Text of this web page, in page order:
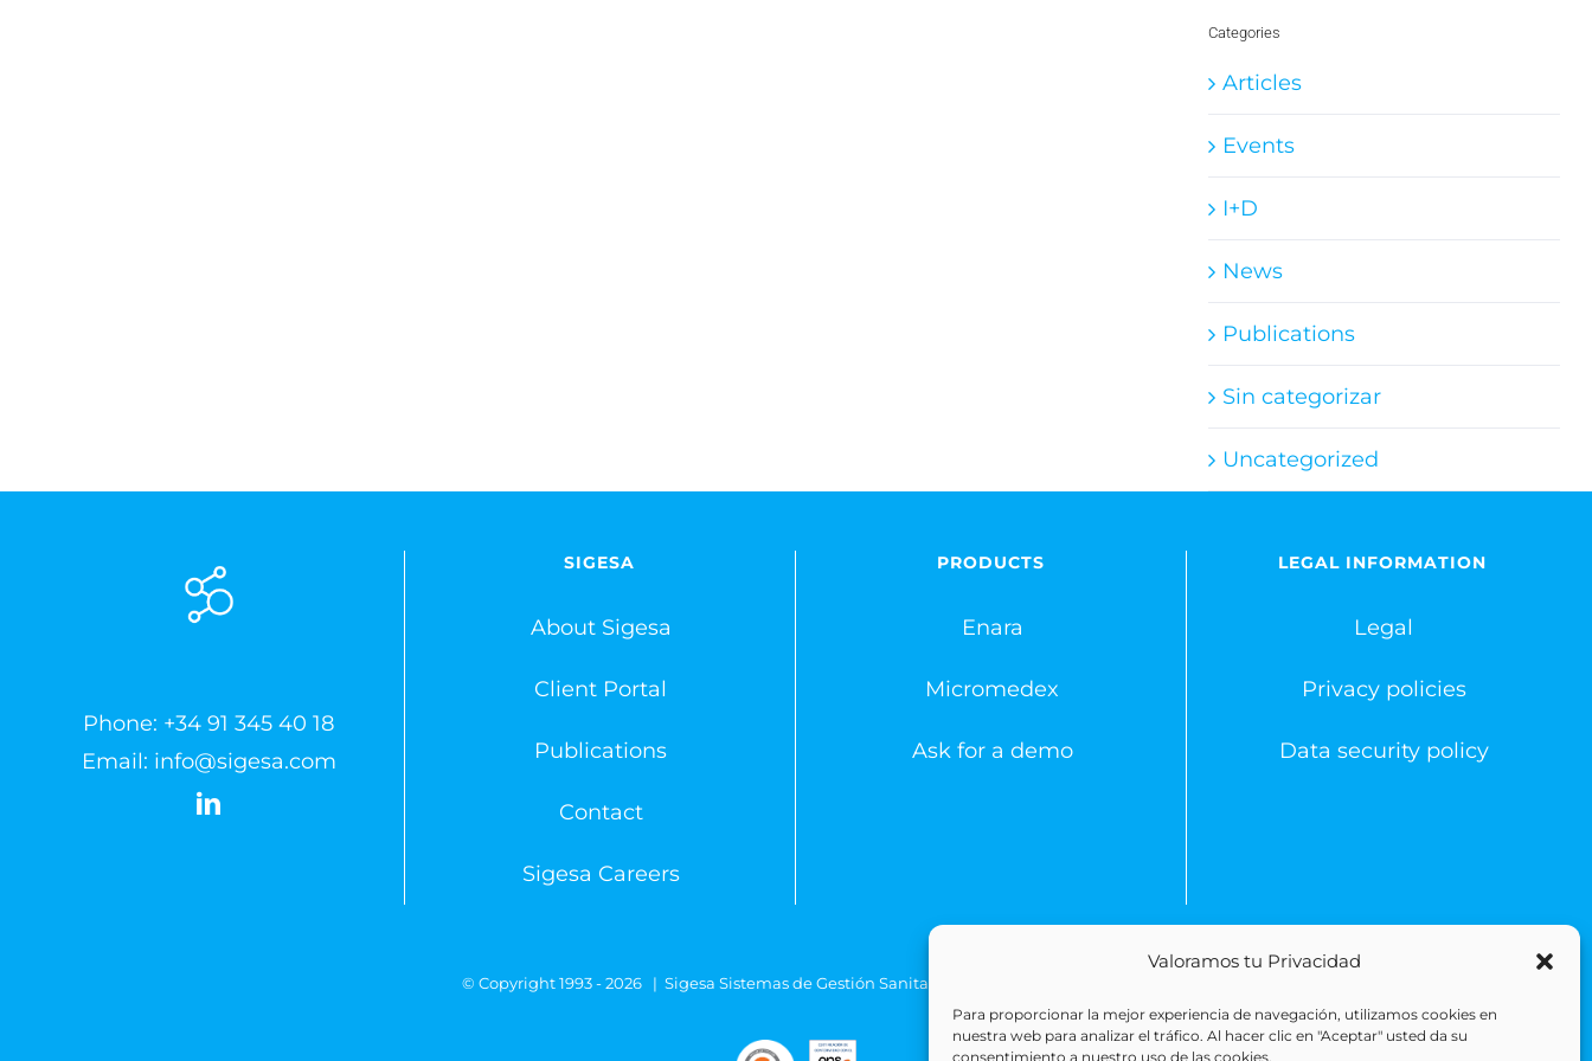
Valoramos tu Privacidad
Para proporcionar la mejor experiencia de navegación, utilizamos cookies en
nuestra web para analizar el tráfico. Al hacer clic en "Aceptar" usted da su
consentimiento a nuestro uso de las cookies.
Categories
Articles
Events
I+D
News
Publications
Sin categorizar
Uncategorized
Phone: +34 91 345 40 18
Email: info@sigesa.com
SIGESA
About Sigesa
Client Portal
Publications
Contact
Sigesa Careers
PRODUCTS
Enara
Micromedex
Ask for a demo
LEGAL INFORMATION
Legal
Privacy policies
Data security policy
© Copyright 1993 -2026 | Sigesa Sistemas de Gestión Sanitaria | All Rights Reserved